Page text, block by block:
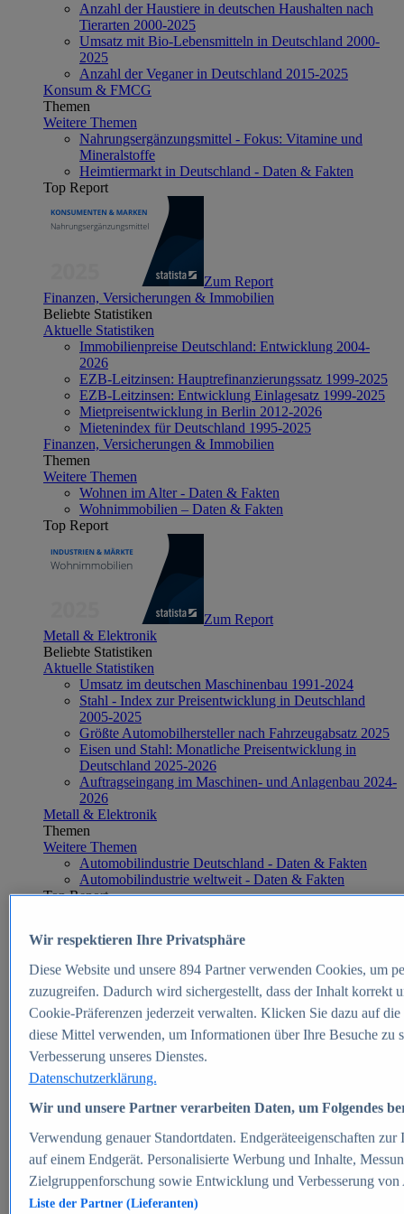
Anzahl der Haustiere in deutschen Haushalten nach
Tierarten 2000-2025
Umsatz mit Bio-Lebensmitteln in Deutschland 2000-
2025
Anzahl der Veganer in Deutschland 2015-2025
Konsum & FMCG
Themen
Weitere Themen
Nahrungsergänzungsmittel - Fokus: Vitamine und
Mineralstoffe
Heimtiermarkt in Deutschland - Daten & Fakten
Top Report
Zum Report
Finanzen, Versicherungen & Immobilien
Beliebte Statistiken
Aktuelle Statistiken
Immobilienpreise Deutschland: Entwicklung 2004-
2026
EZB-Leitzinsen: Hauptrefinanzierungssatz 1999-2025
EZB-Leitzinsen: Entwicklung Einlagesatz 1999-2025
Mietpreisentwicklung in Berlin 2012-2026
Mietenindex für Deutschland 1995-2025
Finanzen, Versicherungen & Immobilien
Themen
Weitere Themen
Wohnen im Alter - Daten & Fakten
Wohnimmobilien – Daten & Fakten
Top Report
Zum Report
Metall & Elektronik
Beliebte Statistiken
Aktuelle Statistiken
Umsatz im deutschen Maschinenbau 1991-2024
Stahl - Index zur Preisentwicklung in Deutschland
2005-2025
Größte Automobilhersteller nach Fahrzeugabsatz 2025
Eisen und Stahl: Monatliche Preisentwicklung in
Deutschland 2025-2026
Auftragseingang im Maschinen- und Anlagenbau 2024-
2026
Metall & Elektronik
Themen
Weitere Themen
Automobilindustrie Deutschland - Daten & Fakten
Automobilindustrie weltweit - Daten & Fakten
Top Report
Zum Report
E-commerce
Beliebte Statistiken
Aktuelle Statistiken
E-Commerce - Entwicklung des Umsatzes in
Deutschland 1999-2025
Umsatz von Amazon in Deutschland und weltweit
2010-2025
B2C-E-Commerce: Top-50 Online Shops in
Deutschland 2024
Marktanteile von Online-Zahlungsverfahren in
Deutschland 2024
Umsatzstarke Warengruppen im Online-Handel in
Deutschland 2023-2025
Wir respektieren Ihre Privatsphäre
Diese Website und unsere 894Partner verwenden Cookies, um
zuzugreifen. Dadurch wird sichergestellt, dass der Inhalt korrekt
Cookie-Präferenzen jederzeit verwalten. Klicken Sie dazu auf
diese Mittel verwenden, um Informationen über Ihre Besuche
Verbesserung unseres Dienstes.
Datenschutzerklärung.
Wir und unsere Partner verarbeiten Daten, um Folgendes
Verwendung genauer Standortdaten. Endgeräteeigenschaften
auf einem Endgerät. Personalisierte Werbung und Inhalte,
Zielgruppenforschung sowie Entwicklung und Verbesserung von
Liste der Partner (Lieferanten)